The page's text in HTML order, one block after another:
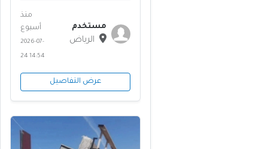
مستخدم
الرياض
منذ
أسبوع
2026-07-
24 14:54
عرض التفاصيل